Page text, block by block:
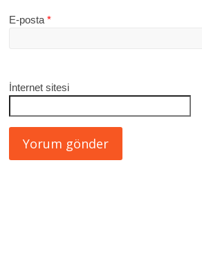
E-posta*
İnternet sitesi